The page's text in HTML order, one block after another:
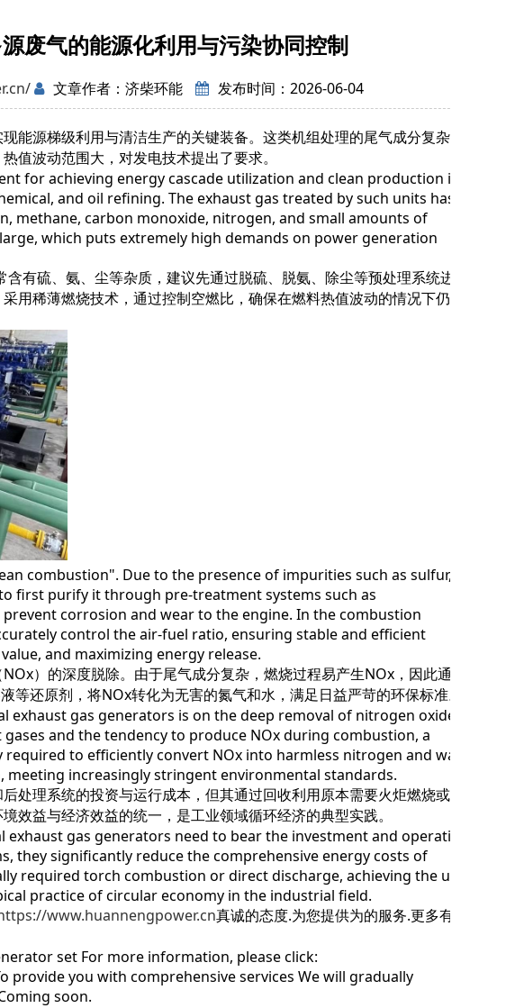
废气的能源化利用与污染协同控制
文章作者：济柴环能 发布时间：2026-06-04
能源梯级利用与清洁生产的关键装备。这类机组处理的尾气成分复杂，
值波动范围大，对发电技术提出了要求。
for achieving energy cascade utilization and clean production in
and oil refining. The exhaust gas treated by such units has
methane, carbon monoxide, nitrogen, and small amounts of
which puts extremely high demands on power generation
有硫、氨、尘等杂质，建议先通过脱硫、脱氨、除尘等预处理系统进行
用稀薄燃烧技术，通过控制空燃比，确保在燃料热值波动的情况下仍能
combustion". Due to the presence of impurities such as sulfur,
first purify it through pre-treatment systems such as
corrosion and wear to the engine. In the combustion
control the air-fuel ratio, ensuring stable and efficient
and maximizing energy release.
）的深度脱除。由于尾气成分复杂，燃烧过程易产生NOx，因此通常
等还原剂，将NOx转化为无害的氮气和水，满足日益严苛的环保标准。
gas generators is on the deep removal of nitrogen oxides
and the tendency to produce NOx during combustion, a
required to efficiently convert NOx into harmless nitrogen and water
increasingly stringent environmental standards.
处理系统的投资与运行成本，但其通过回收利用原本需要火炬燃烧或直
效益与经济效益的统一，是工业领域循环经济的典型实践。
gas generators need to bear the investment and operating
they significantly reduce the comprehensive energy costs of
required torch combustion or direct discharge, achieving the unity
practice of circular economy in the industrial field.
www.huannengpower.cn真诚的态度.为您提供为的服务.更多有关
set For more information, please click:
provide you with comprehensive services We will gradually
soon.